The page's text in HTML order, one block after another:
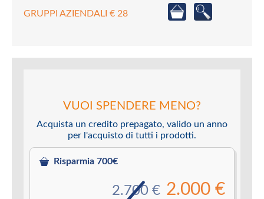
GRUPPI AZIENDALI € 28
VUOI SPENDERE MENO?
Acquista un credito prepagato, valido un anno
per l'acquisto di tutti i prodotti.
Risparmia 700€
2.000 €
2.700 €